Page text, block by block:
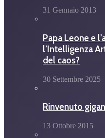
31 Gennaio 2013
Papa Leone e
l’Intelligenza
del caos?
30 Settembre 2025
Rinvenuto
13 Ottobre 2015